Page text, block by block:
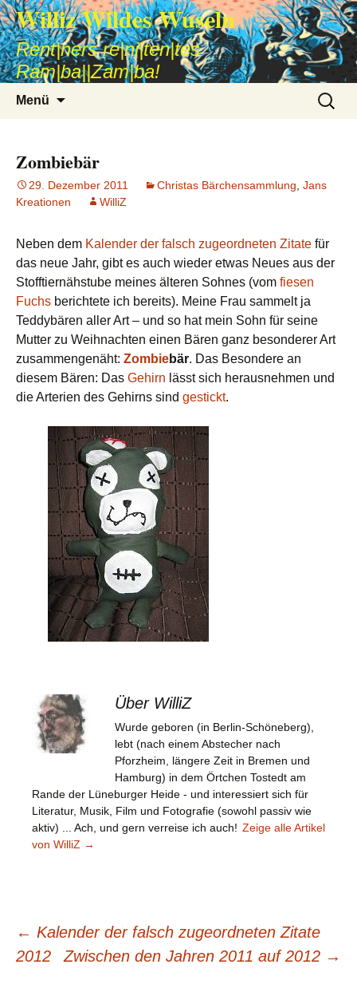
Williz Wildes Wuseln
Rent|ners re|ni|ten|tes
Ram|ba||Zam|ba!
Menü
Suche
nach:
Zombiebär
29. Dezember 2011 Christas Bärchensammlung Jans
Kreationen
WilliZ
Neben dem Kalender der falsch zugeordneten Zitate für
das neue Jahr, gibt es auch wieder etwas Neues aus der
Stofftiernähstube meines älteren Sohnes (vom fiesen
Fuchs berichtete ich bereits). Meine Frau sammelt ja
Teddybären aller Art – und so hat mein Sohn für seine
Mutter zu Weihnachten einen Bären ganz besonderer Art
zusammengenäht: Zombiebär. Das Besondere an
diesem Bären: Das Gehirn lässt sich herausnehmen und
die Arterien des Gehirns sind gestickt.
Über WilliZ
Wurde geboren (in Berlin-Schöneberg),
lebt (nach einem Abstecher nach
Pforzheim, längere Zeit in Bremen und
Hamburg) in dem Örtchen Tostedt am
Rande der Lüneburger Heide - und interessiert sich für
Literatur, Musik, Film und Fotografie (sowohl passiv wie
aktiv) ... Ach, und gern verreise ich auch! Zeige alle Artikel
von WilliZ →
Beitragsnavigation
← Kalender der falsch zugeordneten Zitate
2012
Zwischen den Jahren 2011 auf 2012 →